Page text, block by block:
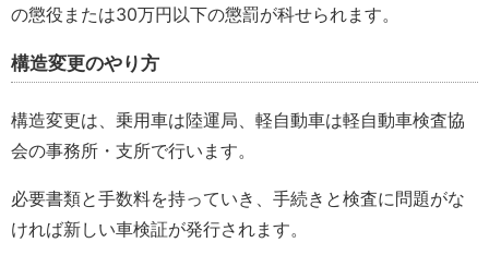
の懲役または30万円以下の懲罰が科せられます。
構造変更のやり方
構造変更は、乗用車は陸運局、軽自動車は軽自動車検査協
会の事務所・支所で行います。
必要書類と手数料を持っていき、手続きと検査に問題がな
ければ新しい車検証が発行されます。